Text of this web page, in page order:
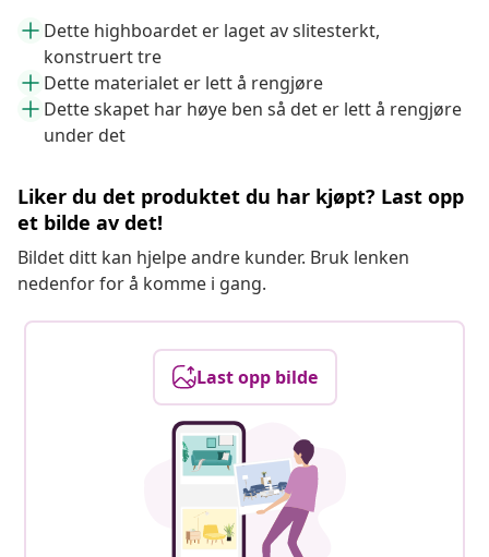
Dette highboardet er laget av slitesterkt,
konstruert tre
Dette materialet er lett å rengjøre
Dette skapet har høye ben så det er lett å rengjøre
under det
Liker du det produktet du har kjøpt? Last opp
et bilde av det!
Bildet ditt kan hjelpe andre kunder. Bruk lenken
nedenfor for å komme i gang.
Last opp bilde